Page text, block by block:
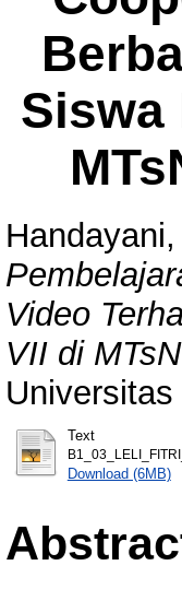
Siswa
Video
VII di
Text
Download (6MB)